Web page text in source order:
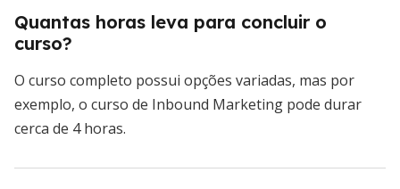
Quantas horas leva para concluir o
curso?
O curso completo possui opções variadas, mas por
exemplo, o curso de Inbound Marketing pode durar
cerca de 4 horas.